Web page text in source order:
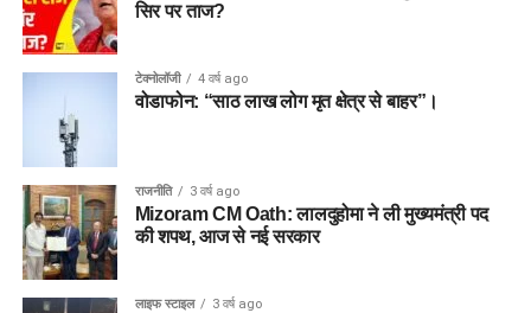
सिर पर ताज?
टेक्नोलॉजी 4 वर्ष ago
वोडाफोन: “साठ लाख लोग मृत क्षेत्र से बाहर”।
राजनीति 3 वर्ष ago
Mizoram CM Oath: लालदुहोमा ने ली मुख्यमंत्री पद
की शपथ, आज से नई सरकार
लाइफ स्टाइल 3 वर्ष ago